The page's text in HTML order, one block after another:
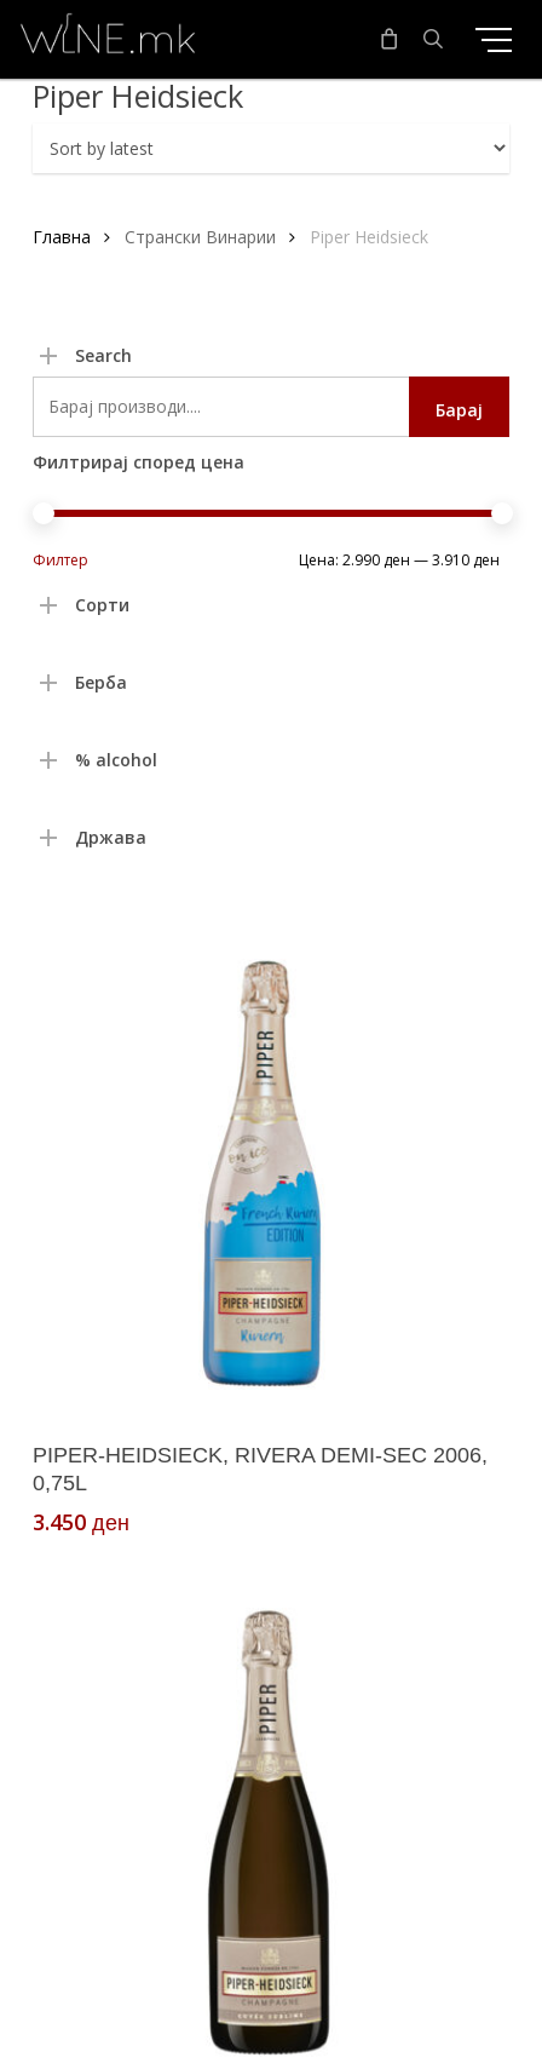
main
content
search
Piper Heidsieck
Главна Странски Винарии Piper Heidsieck
Search
Барај
Филтрирај според цена
Филтер Цена:2.990 ден —3.910 ден
Сорти
Берба
% alcohol
Држава
Read More
PIPER-HEIDSIECK, RIVERA DEMI-SEC 2006,
0,75L
3.450 ден